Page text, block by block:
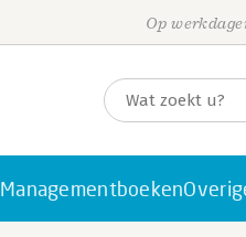
Op
Managementboeken